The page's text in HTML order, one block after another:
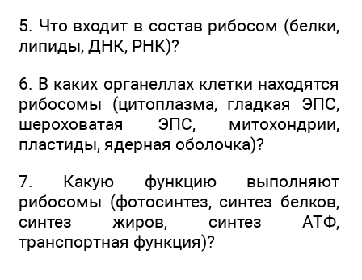
5. Что входит в состав рибосом (белки,
липиды, ДНК, РНК)?
6. В каких органеллах клетки находятся
рибосомы (цитоплазма, гладкая ЭПС,
шероховатая ЭПС, митохондрии,
пластиды, ядерная оболочка)?
7. Какую функцию выполняют
рибосомы (фотосинтез, синтез белков,
синтез жиров, синтез АТФ,
транспортная функция)?